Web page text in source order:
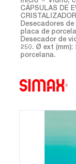
CÁPSULAS DE
Desecadores
placa de
Desecador de
250. Ø ext
porcelana.